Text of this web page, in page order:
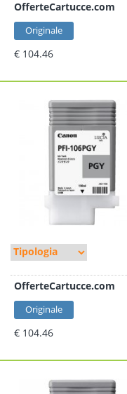
OfferteCartucce.com
Originale
€ 104.46
OfferteCartucce.com
Originale
€ 104.46